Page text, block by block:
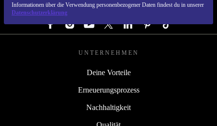
Informationen über die Verwendung personenbezogener Daten findest du in unserer
Datenschutzerklärung
FOLGE UNS
UNTERNEHMEN
Deine Vorteile
Erneuerungsprozess
Nachhaltigkeit